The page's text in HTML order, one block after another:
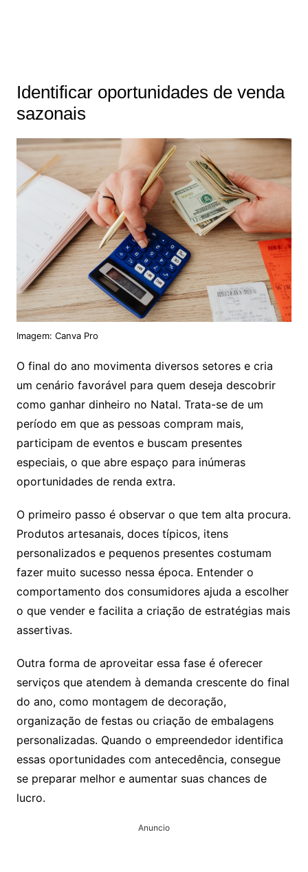
Identificar oportunidades de venda
sazonais
Imagem: Canva Pro
O final do ano movimenta diversos setores e cria
um cenário favorável para quem deseja descobrir
como ganhar dinheiro no Natal. Trata-se de um
período em que as pessoas compram mais,
participam de eventos e buscam presentes
especiais, o que abre espaço para inúmeras
oportunidades de renda extra.
O primeiro passo é observar o que tem alta procura.
Produtos artesanais, doces típicos, itens
personalizados e pequenos presentes costumam
fazer muito sucesso nessa época. Entender o
comportamento dos consumidores ajuda a escolher
o que vender e facilita a criação de estratégias mais
assertivas.
Outra forma de aproveitar essa fase é oferecer
serviços que atendem à demanda crescente do final
do ano, como montagem de decoração,
organização de festas ou criação de embalagens
personalizadas. Quando o empreendedor identifica
essas oportunidades com antecedência, consegue
se preparar melhor e aumentar suas chances de
lucro.
Anuncio